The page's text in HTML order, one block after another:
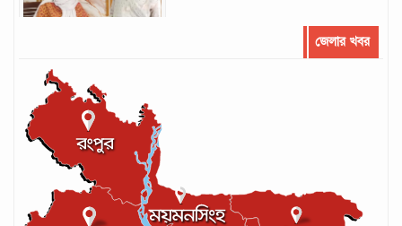
লঙ্কান কোচকে ২০ বছরের জন্য নিষিদ্ধ ঘোষণা
সেপ্টেম্বর ২০, ২০২৪
জেলার খবর